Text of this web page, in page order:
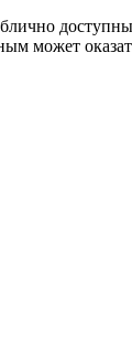
может